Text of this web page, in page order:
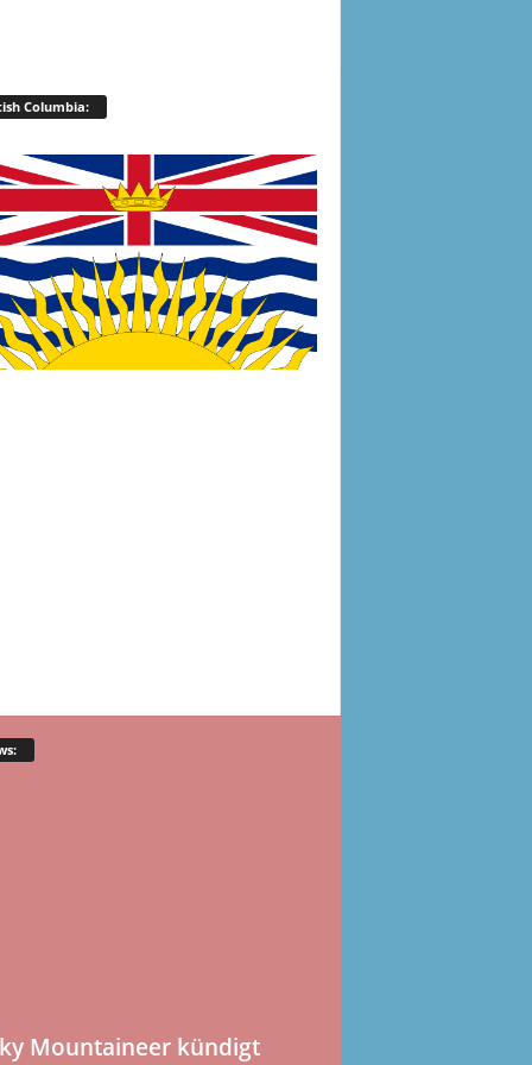
Columbia:
Mountaineer kündigt